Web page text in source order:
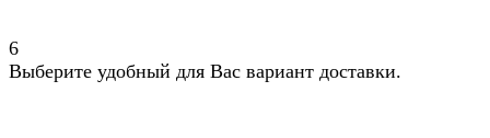
6
Выберите удобный для Вас вариант доставки.